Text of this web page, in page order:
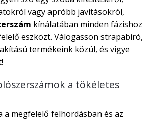
vagy apróbb javításokról,
kínálatában minden fázishoz
eszközt. Válogasson strapabíró,
termékeink közül, és vigye
a tökéletes
a megfelelő felhordásban és az